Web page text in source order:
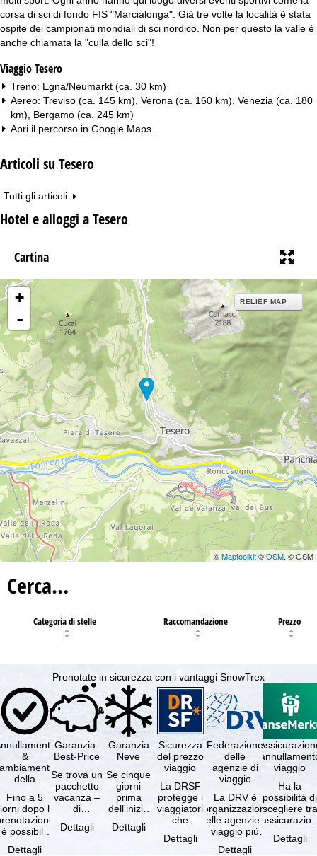
corsa di sci di fondo FIS "Marcialonga". Già tre volte la località è stata
ospite dei campionati mondiali di sci nordico. Non per questo la valle è
anche chiamata la "culla dello sci"!
Viaggio Tesero
Treno: Egna/Neumarkt (ca. 30 km)
Aereo: Treviso (ca. 145 km), Verona (ca. 160 km), Venezia (ca. 180
km), Bergamo (ca. 245 km)
Apri il percorso in Google Maps
Articoli su Tesero
Tutti gli articoli
Hotel e alloggi a Tesero
Cartina
+
-
RELIEF MAP
©Maptoolkit©OSM, © OSM
Cerca…
Categoria di stelle Raccomandazione Prezzo
Prenotate in sicurezza con i vantaggi SnowTrex
&
della
gratuiti
Fino a 5
dopo la
è possibile
Dettagli
Garanzia-
Best-Price
Se trova un
pacchetto
vacanza –
di
e servizi
Dettagli
Garanzia
Neve
Se cinque
giorni
prima
dell'inizio
soggiorno
Dettagli
Sicurezza
del prezzo
viaggio
La DRSF
protegge i
viaggiatori
che
un
Dettagli
Federazione
delle
agenzie di
viaggio
La DRV è
l'organizzazione
delle agenzie di
viaggio più
Dettagli
viaggio
Ha la
possibilità di
scegliere tra
viaggio
Dettagli